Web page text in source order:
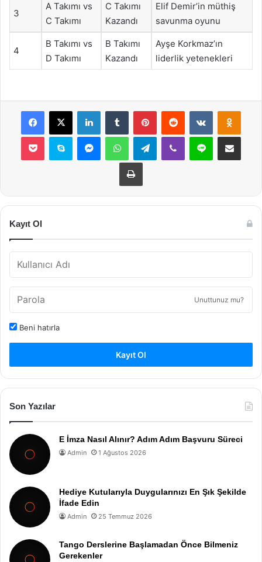
3
A Takımı vs
C Takımı
C Takımı
Kazandı
Elif Demir’in müthiş
savunma oyunu
4
B Takımı vs
D Takımı
B Takımı
Kazandı
Ayşe Korkmaz’ın
liderlik yetenekleri
Facebook
X LinkedInTumblr PinterestReddit VKontakte
Pocket Skype MessengerWhatsAppTelegramViber Line E-Posta ile
Yazdır
Kayıt Ol
Unuttunuz mu?
Beni hatırla
Kayıt Ol
Son Yazılar
E İmza Nasıl Alınır? Adım Adım Başvuru Süreci
Admin 1 Ağustos 2026
Hediye Kutularıyla Duygularınızı En Şık Şekilde
İfade Edin
Admin 25 Temmuz 2026
Tango Derslerine Başlamadan Önce Bilmeniz
Gerekenler